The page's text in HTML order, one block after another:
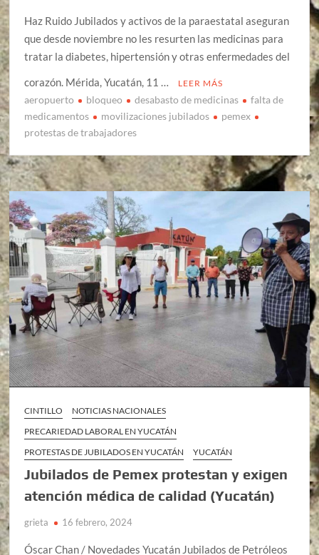
Haz Ruido Jubilados y activos de la paraestatal aseguran
que desde noviembre no les resurten las medicinas para
tratar la diabetes, hipertensión y otras enfermedades del
corazón. Mérida, Yucatán, 11 …
LEER MÁS
aeropuerto bloqueo desabasto de medicinas
falta de
medicamentos
movilizaciones jubilados
pemex
protestas de trabajadores
CINTILLO
NOTICIAS NACIONALES
PRECARIEDAD LABORAL EN YUCATÁN
PROTESTAS DE JUBILADOS EN YUCATÁN
YUCATÁN
Jubilados de Pemex protestan y exigen
atención médica de calidad (Yucatán)
grieta 16 febrero, 2024
Óscar Chan / Novedades Yucatán Jubilados de Petróleos